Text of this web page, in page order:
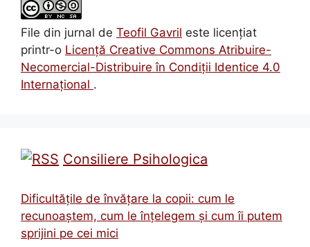
File din jurnal de Teofil Gavril este licenţiat
printr-o Licenţă Creative Commons Atribuire-
Necomercial-Distribuire în Condiţii Identice 4.0
Internațional .
Consiliere Psihologica
Dificultățile de învățare la copii: cum le
recunoaștem, cum le înțelegem și cum îi putem
sprijini pe cei mici